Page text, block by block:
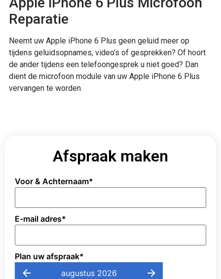
Reparatie
Neemt uw Apple iPhone 6 Plus geen geluid meer op
tijdens geluidsopnames, video’s of gesprekken? Of hoort
de ander tijdens een telefoongesprek u niet goed? Dan
dient de microfoon module van uw Apple iPhone 6 Plus
vervangen te worden.
Afspraak maken
Voor & Achternaam*
E-mail adres*
Plan uw afspraak*
augustus 2026